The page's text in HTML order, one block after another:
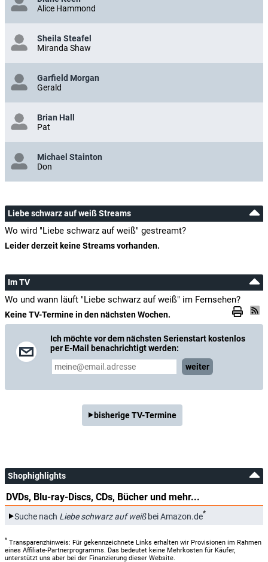
Alice Hammond
Sheila Steafel
Miranda Shaw
Garfield Morgan
Gerald
Brian Hall
Pat
Michael Stainton
Don
Liebe schwarz auf weiß Streams
Wo wird "Liebe schwarz auf weiß" gestreamt?
Leider derzeit keine Streams vorhanden.
Im TV
Wo und wann läuft "Liebe schwarz auf weiß" im Fernsehen?
Keine TV-Termine in den nächsten Wochen.
Ich möchte vor dem nächsten Serienstart kostenlos
per E-Mail benachrichtigt werden:
weiter
bisherige TV-Termine
Shophighlights
DVDs, Blu-ray-Discs, CDs, Bücher und mehr...
Suche nach Liebe schwarz auf weißbei Amazon.de*
* Transparenzhinweis: Für gekennzeichnete Links erhalten wir Provisionen im Rahmen
eines Affiliate-Partnerprogramms. Das bedeutet keine Mehrkosten für Käufer,
unterstützt uns aber bei der Finanzierung dieser Website.